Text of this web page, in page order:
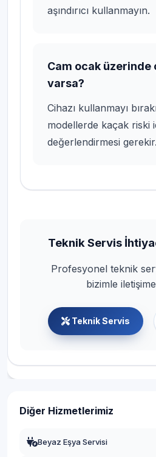
aşındırıcı kullanmayın.
Cam ocak üzerinde
varsa?
Cihazı kullanmayı
modellerde kaçak riski
değerlendirmesi gerekir.
Teknik Servis
Profesyonel teknik
bizimle
Teknik Servis
Diğer Hizmetlerimiz
Beyaz Eşya Servisi